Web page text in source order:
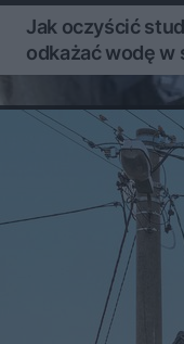
Jak oczyścić
odkażać wodę w